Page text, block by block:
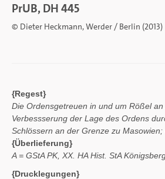
PrUB, DH 445
© Dieter Heckmann, Werder / Berlin (2013)
{Regest}
Die Ordensgetreuen in und um Rößel
Verbessserung der Lage des Ordens
Schlössern an der Grenze zu
{Überlieferung}
A = GStA PK, XX. HA Hist. StA
{Drucklegungen}